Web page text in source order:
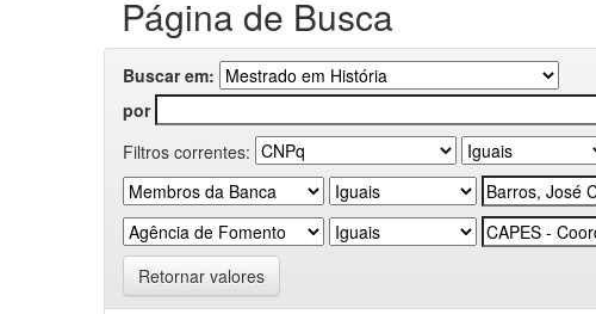
Página de Busca
Buscar em:
por
Filtros correntes:
Retornar valores